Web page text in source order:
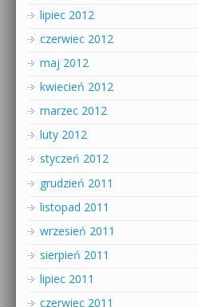
lipiec 2012
czerwiec 2012
maj 2012
kwiecień 2012
marzec 2012
luty 2012
styczeń 2012
grudzień 2011
listopad 2011
wrzesień 2011
sierpień 2011
lipiec 2011
czerwiec 2011